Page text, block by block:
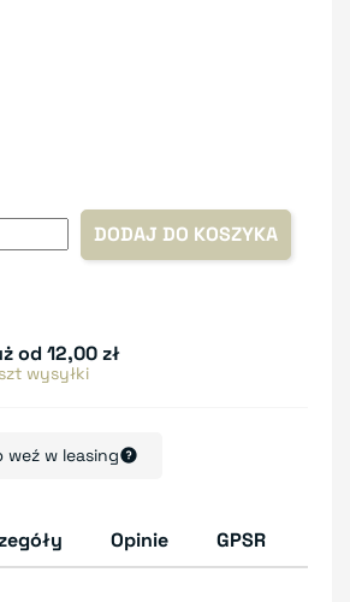
DODAJ DO KOSZYKA
od 12,00 zł
wysyłki
w leasing
Opinie GPSR